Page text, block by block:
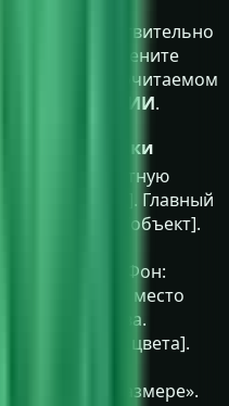
я бы действительно
Замените
их в предпочитаемом
на основе ИИ.
подсказки
для [темы]. Главный
продукт/объект].
срочность]. Фон:
Добавьте место
слева/справа.
[фирменные цвета].
при малом размере».